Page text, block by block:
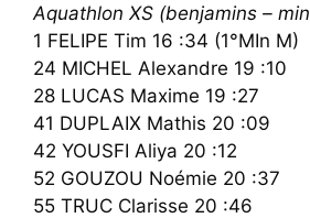
Aquathlon XS (benjamins –
1 FELIPE Tim 16 :34 (1°MIn M)
24 MICHEL Alexandre 19 :10
28 LUCAS Maxime 19 :27
41 DUPLAIX Mathis 20 :09
42 YOUSFI Aliya 20 :12
52 GOUZOU Noémie 20 :37
55 TRUC Clarisse 20 :46